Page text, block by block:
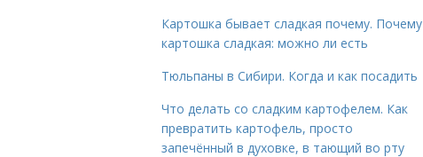
Картошка бывает сладкая почему. Почему
картошка сладкая: можно ли есть
Тюльпаны в Сибири. Когда и как посадить
Что делать со сладким картофелем. Как
превратить картофель, просто
запечённый в духовке, в тающий во рту